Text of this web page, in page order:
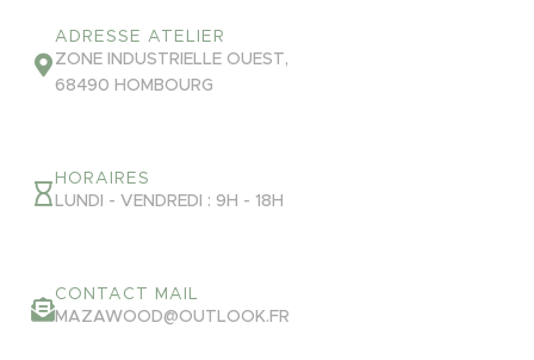
ADRESSE ATELIER
ZONE INDUSTRIELLE OUEST,
68490 HOMBOURG
HORAIRES
LUNDI - VENDREDI : 9H - 18H
CONTACT MAIL
MAZAWOOD@OUTLOOK.FR